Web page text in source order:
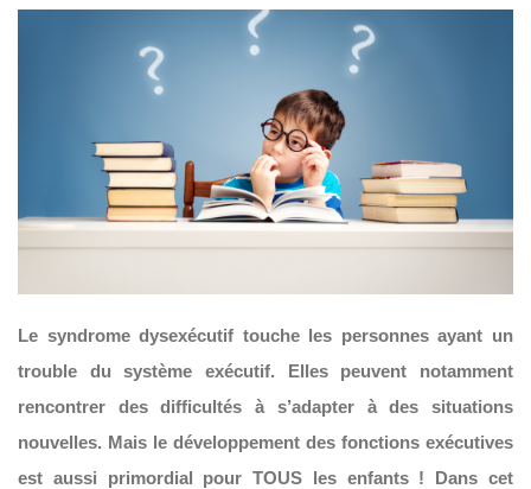
Le syndrome dysexécutif touche les personnes ayant un
trouble du système exécutif. Elles peuvent notamment
rencontrer des difficultés à s’adapter à des situations
nouvelles. Mais le développement des fonctions exécutives
est aussi primordial pour TOUS les enfants ! Dans cet